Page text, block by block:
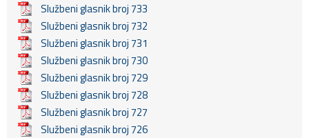
Službeni glasnik broj 733
Službeni glasnik broj 732
Službeni glasnik broj 731
Službeni glasnik broj 730
Službeni glasnik broj 729
Službeni glasnik broj 728
Službeni glasnik broj 727
Službeni glasnik broj 726